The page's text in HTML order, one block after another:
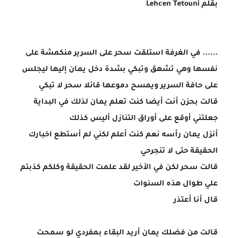
بقلم Lehcen Tetouni
...... في الغرفة استلقت سحر على السرير منكمشة على
نفسها وهي تشهق وتبكي بشدة دخل يمان إليها ليجلس
على حافة السرير ويمسح دموعها قائلا سحر لا تبكي
قالت بحزن أنت أيضا كنت تعلم يمان لذلك في البداية
جعلتني أوقع على أوراق التنازل أليس كذلك
أنزل يمان رأسه نعم كنت أعلم لكني لم أستطع اخبارك
الحقيقة حتى لا تنجرحي
قالت سحر لكن في الأخير لقد علمت الحقيقة وكلكم كذبتم
علي طوال هذه السنوات
قال أنا أعتذر
قالت من فضلك يمان أريد البقاء بمفردي لو سمحت